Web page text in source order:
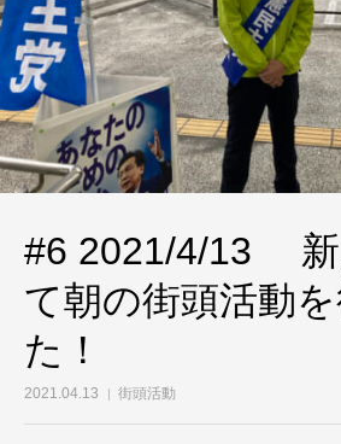
#6 2021/4/13 新
て朝の街頭活動
た！
2021.04.13 街頭活動